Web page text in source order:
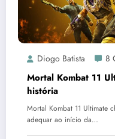
Diogo Batista 8
Mortal Kombat 11
história
Mortal Kombat 11 Ultimate
adequar ao início da…